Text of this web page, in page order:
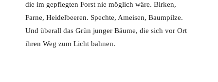
die im gepflegten Forst nie möglich wäre. Birken,
Farne, Heidelbeeren. Spechte, Ameisen, Baumpilze.
Und überall das Grün junger Bäume, die sich vor Ort
ihren Weg zum Licht bahnen.